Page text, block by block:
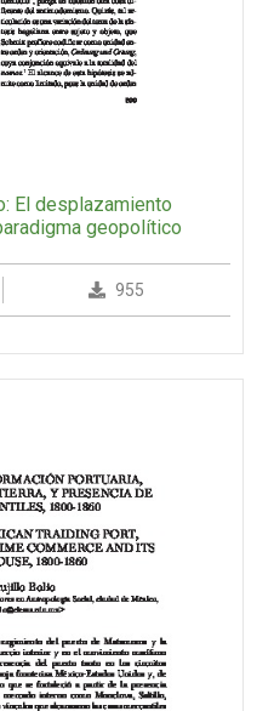
El desplazamiento
geopolítico
955